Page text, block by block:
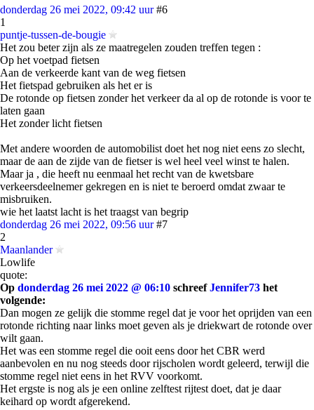
donderdag 26 mei 2022, 09:42 uur #6
1
puntje-tussen-de-bougie
Het zou beter zijn als ze maatregelen zouden treffen tegen :
Op het voetpad fietsen
Aan de verkeerde kant van de weg fietsen
Het fietspad gebruiken als het er is
De rotonde op fietsen zonder het verkeer da al op de rotonde is voor te
laten gaan
Het zonder licht fietsen
Met andere woorden de automobilist doet het nog niet eens zo slecht,
maar de aan de zijde van de fietser is wel heel veel winst te halen.
Maar ja , die heeft nu eenmaal het recht van de kwetsbare
verkeersdeelnemer gekregen en is niet te beroerd omdat zwaar te
misbruiken.
wie het laatst lacht is het traagst van begrip
donderdag 26 mei 2022, 09:56 uur #7
2
Maanlander
Lowlife
quote:
Op donderdag 26 mei 2022 @ 06:10 schreefJennifer73 het
volgende:
Dan mogen ze gelijk die stomme regel dat je voor het oprijden van een
rotonde richting naar links moet geven als je driekwart de rotonde over
wilt gaan.
Het was een stomme regel die ooit eens door het CBR werd
aanbevolen en nu nog steeds door rijscholen wordt geleerd, terwijl die
stomme regel niet eens in het RVV voorkomt.
Het ergste is nog als je een online zelftest rijtest doet, dat je daar
keihard op wordt afgerekend.